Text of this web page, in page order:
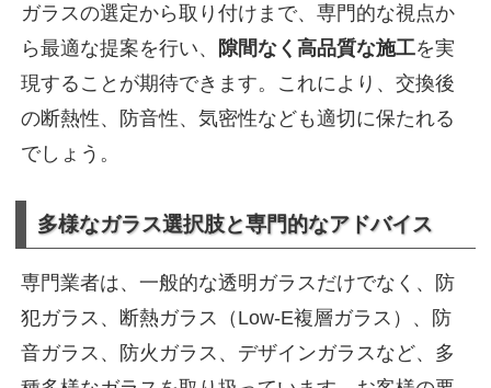
ガラスの選定から取り付けまで、専門的な視点か
ら最適な提案を行い、
隙間なく高品質な施工を実
現することが期待できます。これにより、交換後
の断熱性、防音性、気密性なども適切に保たれる
でしょう。
多様なガラス選択肢と専門的なアドバイス
専門業者は、一般的な透明ガラスだけでなく、防
犯ガラス、断熱ガラス（Low-E複層ガラス）、防
音ガラス、防火ガラス、デザインガラスなど、多